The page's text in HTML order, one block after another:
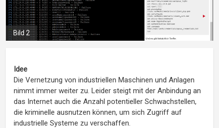
Bild 2
Idee
Die Vernetzung von industriellen Maschinen und Anlagen
nimmt immer weiter zu. Leider steigt mit der Anbindung an
das Internet auch die Anzahl potentieller Schwachstellen,
die kriminelle ausnutzen können, um sich Zugriff auf
industrielle Systeme zu verschaffen.